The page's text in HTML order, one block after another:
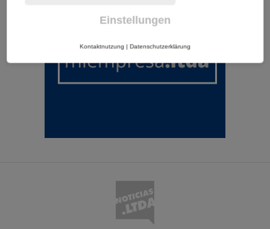
Einstellungen
Kontaktnutzung | Datenschutzerklärung